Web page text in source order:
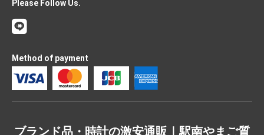
Please Follow Us.
Method of payment
ブランド品・時計の激安通販｜駅南やまご質